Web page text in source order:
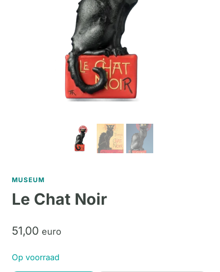
MUSEUM
Le Chat Noir
51,00 euro
Op voorraad